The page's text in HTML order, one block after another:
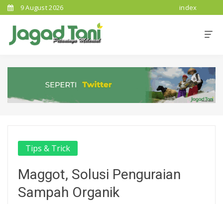
9 August 2026 index
Tips & Trick
Maggot, Solusi Penguraian
Sampah Organik